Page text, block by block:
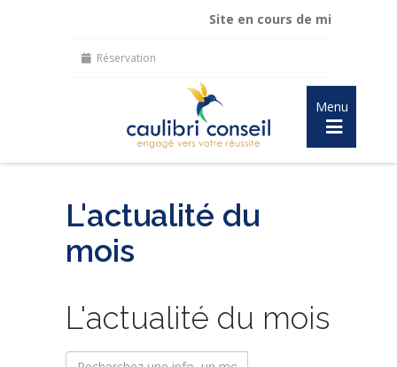
Site en cours de mise à jour :
Réservation
Menu
L'actualité du
mois
L'actualité du mois